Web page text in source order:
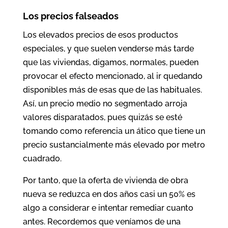
Los precios falseados
Los elevados precios de esos productos
especiales, y que suelen venderse más tarde
que las viviendas, digamos, normales, pueden
provocar el efecto mencionado, al ir quedando
disponibles más de esas que de las habituales.
Así, un precio medio no segmentado arroja
valores disparatados, pues quizás se esté
tomando como referencia un ático que tiene un
precio sustancialmente más elevado por metro
cuadrado.
Por tanto, que la oferta de vivienda de obra
nueva se reduzca en dos años casi un 50% es
algo a considerar e intentar remediar cuanto
antes. Recordemos que veníamos de una